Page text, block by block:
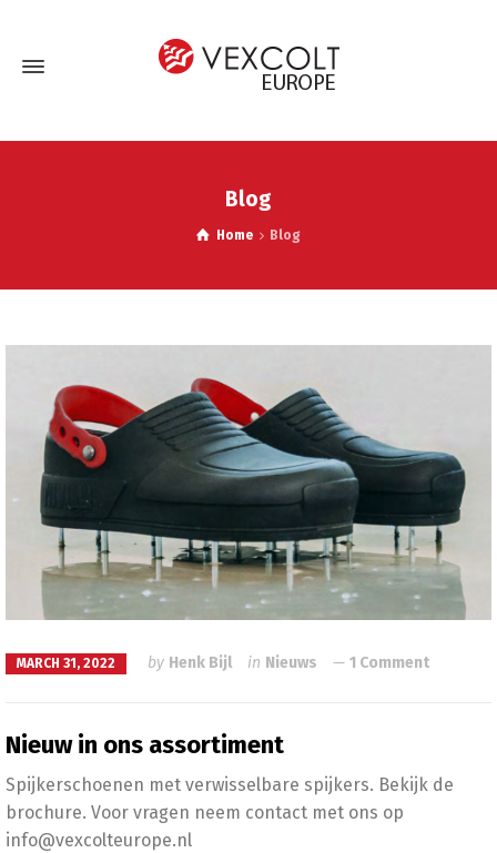
Blog
Home Blog
MARCH 31, 2022 by Henk Bijl in Nieuws 1 Comment
Nieuw in ons assortiment
Spijkerschoenen met verwisselbare spijkers. Bekijk de
brochure. Voor vragen neem contact met ons op
info@vexcolteurope.nl